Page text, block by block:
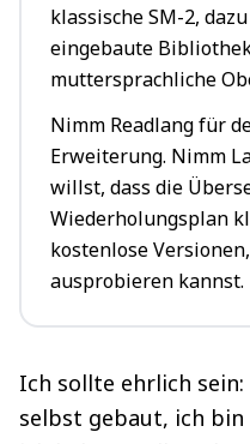
klassische SM-2,
eingebaute
muttersprachliche
Nimm Readlang für
Erweiterung. Nimm
willst, dass die
Wiederholungsplan
kostenlose
ausprobieren kannst.
Ich sollte ehrlich
selbst gebaut, ich